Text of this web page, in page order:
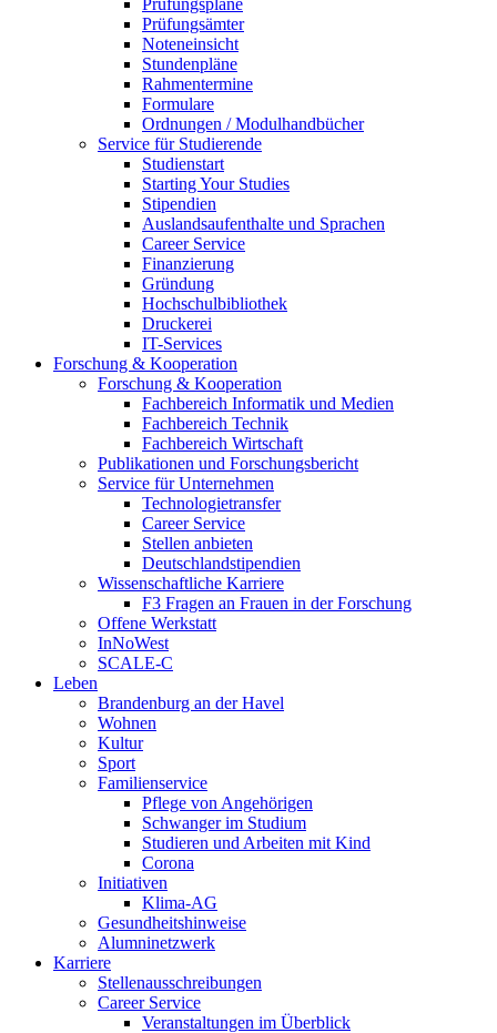
Prüfungspläne
Prüfungsämter
Noteneinsicht
Stundenpläne
Rahmentermine
Formulare
Ordnungen / Modulhandbücher
Service für Studierende
Studienstart
Starting Your Studies
Stipendien
Auslandsaufenthalte und Sprachen
Career Service
Finanzierung
Gründung
Hochschulbibliothek
Druckerei
IT-Services
Forschung & Kooperation
Forschung & Kooperation
Fachbereich Informatik und Medien
Fachbereich Technik
Fachbereich Wirtschaft
Publikationen und Forschungsbericht
Service für Unternehmen
Technologietransfer
Career Service
Stellen anbieten
Deutschlandstipendien
Wissenschaftliche Karriere
F3 Fragen an Frauen in der Forschung
Offene Werkstatt
InNoWest
SCALE-C
Leben
Brandenburg an der Havel
Wohnen
Kultur
Sport
Familienservice
Pflege von Angehörigen
Schwanger im Studium
Studieren und Arbeiten mit Kind
Corona
Initiativen
Klima-AG
Gesundheitshinweise
Alumninetzwerk
Karriere
Stellenausschreibungen
Career Service
Veranstaltungen im Überblick